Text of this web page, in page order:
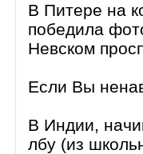
В Питере на
победила
Невском
Если Вы
В Индии,
лбу (из